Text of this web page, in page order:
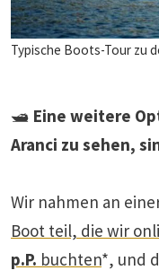
Typische Boots-Tour zu
🛥️ Eine weitere
Aranci zu sehen,
Wir nahmen an
Boot teil, die wir
p.P. buchten*, und